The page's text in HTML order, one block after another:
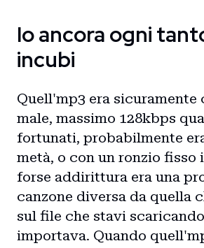
Io ancora ogni
incubi
Quell'mp3 era
male, massimo 128kbps
fortunati, probabilmente
metà, o con un ronzio fisso
forse addirittura era una
canzone diversa da quella
sul file che stavi
importava. Quando